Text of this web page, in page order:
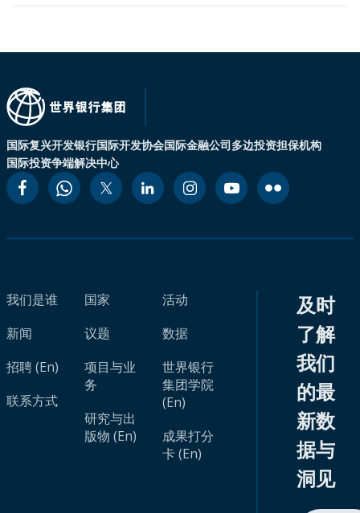
国际复兴开发银行国际开发协会国际金融公司多边投资担保机构
国际投资争端解决中心
我们是谁
新闻
招聘 (En)
联系方式
国家
议题
项目与业
务
研究与出
版物 (En)
活动
数据
世界银行
集团学院
(En)
成果打分
卡 (En)
及时
了解
我们
的最
新数
据与
洞见